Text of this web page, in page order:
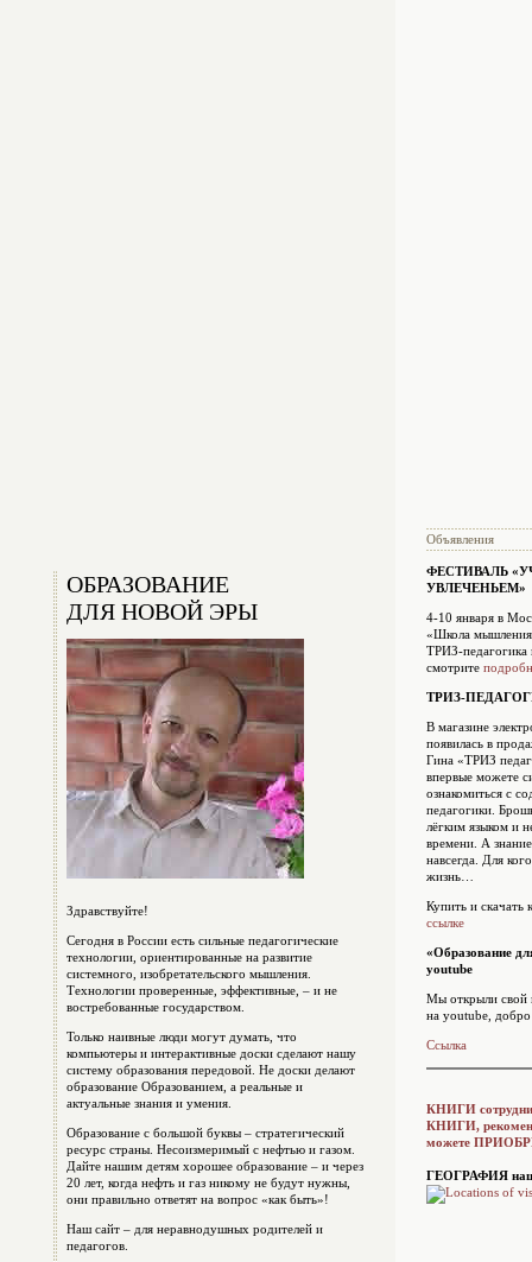
ОБРАЗОВАНИЕ
ДЛЯ НОВОЙ ЭРЫ
Здравствуйте!
Сегодня в России есть сильные педагогические
технологии, ориентированные на развитие
системного, изобретательского мышления.
Технологии проверенные, эффективные, – и не
востребованные государством.
Только наивные люди могут думать, что
компьютеры и интерактивные доски сделают нашу
систему образования передовой. Не доски делают
образование Образованием, а реальные и
актуальные знания и умения.
Образование с большой буквы – стратегический
ресурс страны. Несоизмеримый с нефтью и газом.
Дайте нашим детям хорошее образование – и через
20 лет, когда нефть и газ никому не будут нужны,
они правильно ответят на вопрос «как быть»!
Наш сайт – для неравнодушных родителей и
педагогов.
Объявления
ФЕСТИВАЛЬ
УВЛЕЧЕНЬЕМ»
4-10 января в
«Школа
ТРИЗ-педагогика
смотрите
ТРИЗ-
В магазине
появилась в
Гина «ТРИЗ
впервые можете
ознакомиться с
педагогики.
лёгким языком и
времени. А
навсегда. Для
жизнь…
Купить и
ссылке
«Образование
youtube
Мы открыли свой
на youtube,
Ссылка
КНИГИ
КНИГИ,
можете
ГЕОГРАФИЯ